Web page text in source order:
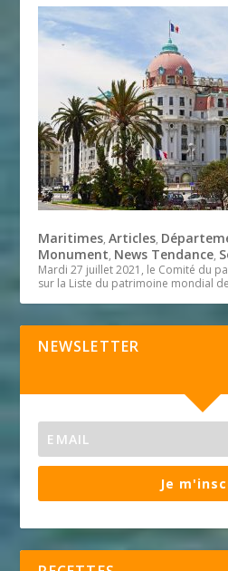
Maritimes,Articles,
Monument, News Tendance,
Mardi 27 juillet 2021, le Comité du
sur la Liste du patrimoine mondial de
NEWSLETTER
Je